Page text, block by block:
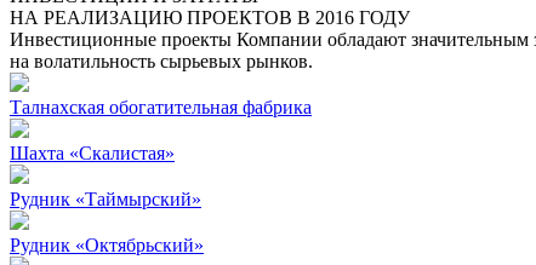
НА РЕАЛИЗАЦИЮ ПРОЕКТОВ В 2016 ГОДУ
Инвестиционные проекты Компании обладают значительным
на волатильность сырьевых рынков.
Талнахская обогатительная фабрика
Шахта «Скалистая»
Рудник «Таймырский»
Рудник «Октябрьский»